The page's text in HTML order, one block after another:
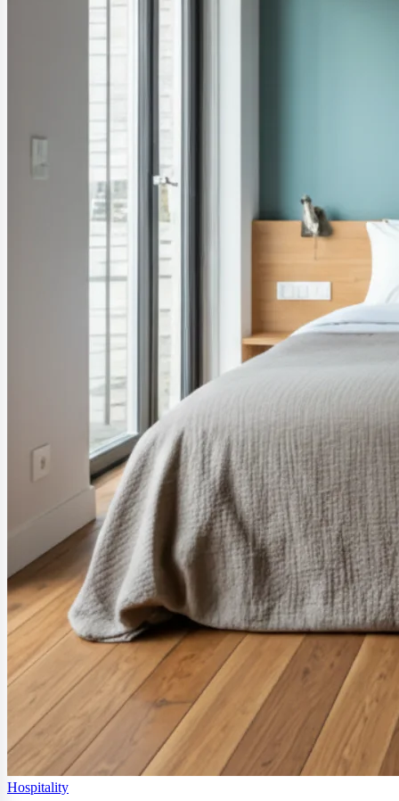
Hospitality